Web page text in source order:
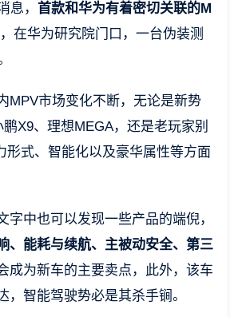
息， 首款和华为有着密切关联的M
在华为研究院门口，一台伪装测
MPV市场变化不断，无论是新势
X9、理想MEGA，还是老玩家别
形式、智能化以及豪华属性等方面
字中也可以发现一些产品的端倪，
、能耗与续航、主被动安全、第三
成为新车的主要卖点，此外，该车
，智能驾驶势必是其杀手锏。